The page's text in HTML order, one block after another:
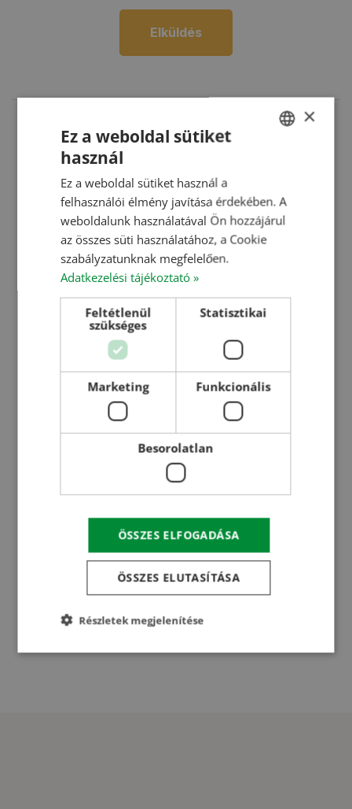
Elküldés
Küldjön üzenetet!
Elolvastam és elfogadom azAdatvédelmi tájékoztatót
Üzenet elküldése
ROMANIAN
CROATIAN
×
Ez a weboldal sütiket
használ
Ez a weboldal sütiket használ a
felhasználói élmény javítása érdekében. A
weboldalunk használatával Ön hozzájárul
az összes süti használatához, a Cookie
szabályzatunknak megfelelően.
Adatkezelési tájékoztató »
Feltétlenül
szükséges
Statisztikai
Marketing Funkcionális
Besorolatlan
ÖSSZES ELFOGADÁSA
ÖSSZES ELUTASÍTÁSA
Részletek megjelenítése